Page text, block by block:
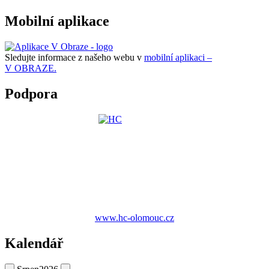
Mobilní aplikace
Sledujte informace z našeho webu v mobilní aplikaci –
V OBRAZE.
Podpora
www.hc-olomouc.cz
Kalendář